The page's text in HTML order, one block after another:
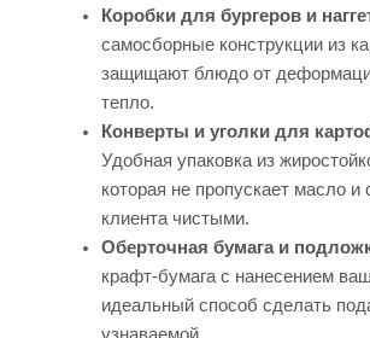
Коробки для бургеров и
самосборные конструкции из
защищают блюдо от
тепло.
Конверты и уголки для
Удобная упаковка из
которая не пропускает масло и
клиента чистыми.
Оберточная бумага и
крафт-бумага с нанесением
идеальный способ сделать